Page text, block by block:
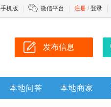
注册 / 登录
手机版 微信平台
发布信息
本地问答 本地商家